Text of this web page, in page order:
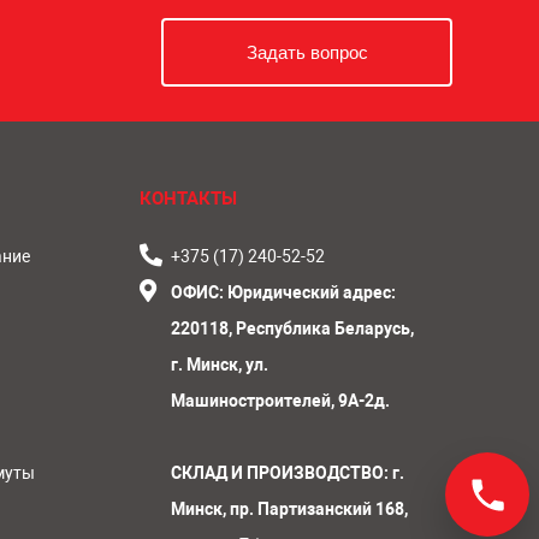
Задать вопрос
КОНТАКТЫ
+375 (17) 240-52-52
ОФИС: Юридический адрес:
220118, Республика Беларусь,
г. Минск, ул.
Машиностроителей, 9А-2д.
СКЛАД И ПРОИЗВОДСТВО: г.
Минск, пр. Партизанский 168,